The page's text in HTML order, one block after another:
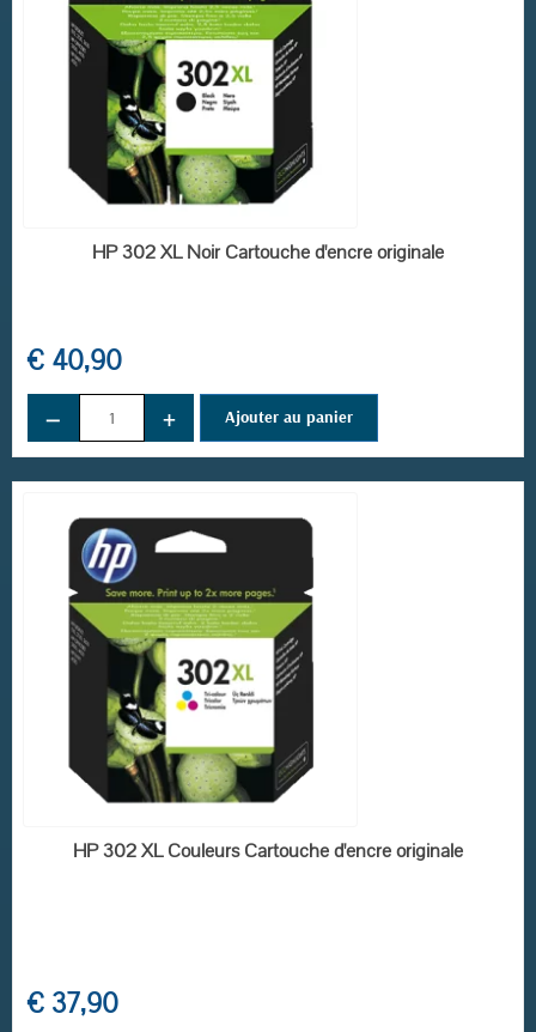
EN STOCK
HP 302 XL Noir Cartouche d'encre originale
€ 40,90
− + Ajouter au panier
EN STOCK
HP 302 XL Couleurs Cartouche d'encre originale
€ 37,90